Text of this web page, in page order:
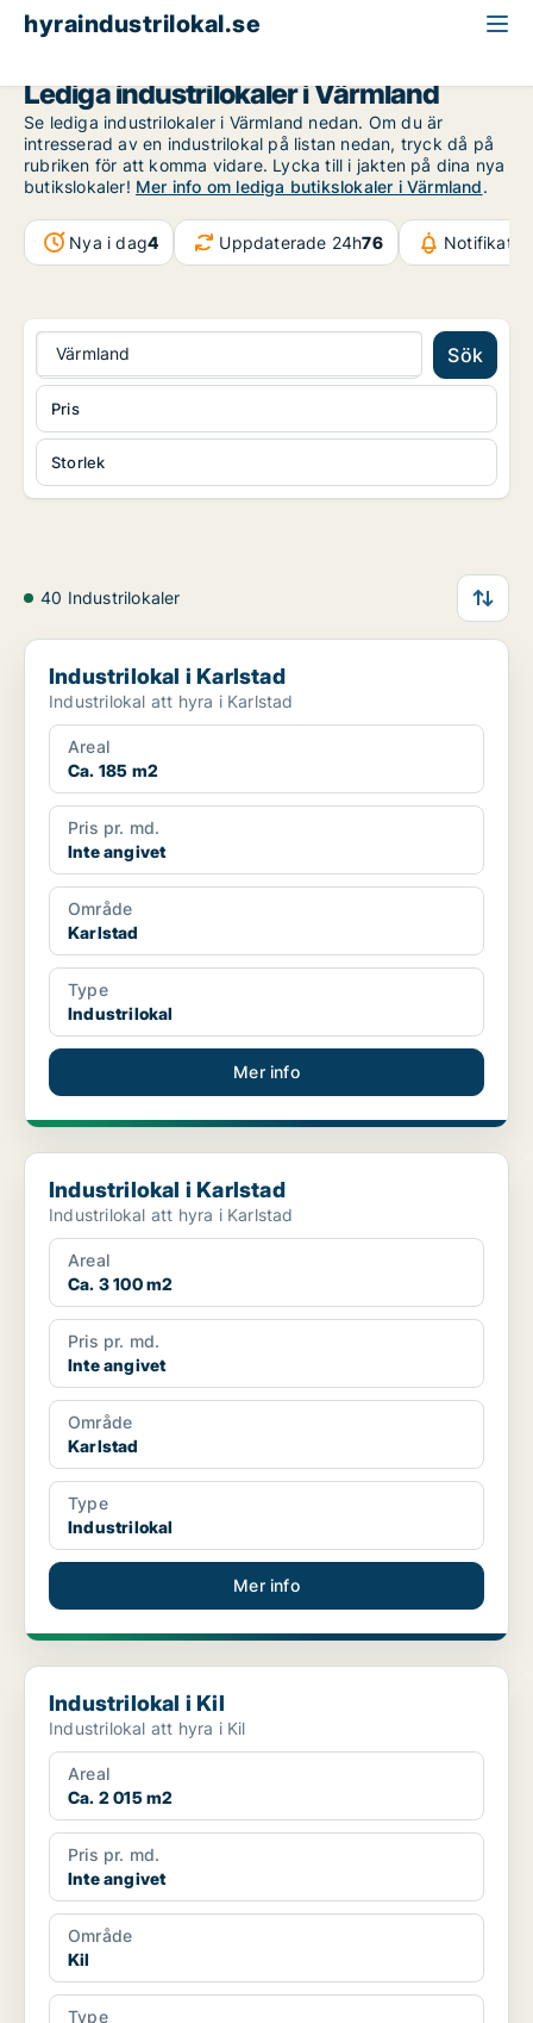
hyraindustrilokal.se
Lediga industrilokaler i Värmland
Se lediga industrilokaler i Värmland nedan. Om du är
intresserad av en industrilokal på listan nedan, tryck då på
rubriken för att komma vidare. Lycka till i jakten på dina nya
butikslokaler! Mer info om lediga butikslokaler i Värmland.
Nya i dag4 Uppdaterade 24h76
Värmland Sök
Storlek
Pris
40 Industrilokaler
Industrilokal i Karlstad
Industrilokal i Karlstad
Industrilokal att hyra i Karlstad
Areal
Ca. 185 m2
Pris pr. md.
Inte angivet
Område
Karlstad
Type
Industrilokal
Mer info
Industrilokal i Karlstad
Industrilokal i Karlstad
Industrilokal att hyra i Karlstad
Areal
Ca. 3 100 m2
Pris pr. md.
Inte angivet
Område
Karlstad
Type
Industrilokal
Mer info
Industrilokal i Kil
Industrilokal i Kil
Industrilokal att hyra i Kil
Areal
Ca. 2 015 m2
Pris pr. md.
Inte angivet
Område
Kil
Type